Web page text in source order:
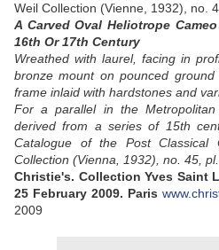
Weil Collection (Vienne, 1932), no.
A Carved Oval Heliotrope
16th Or 17th Century
Wreathed with laurel, facing in
bronze mount on pounced
frame inlaid with hardstones and
For a parallel in the
derived from a series of 15th
Catalogue of the Post
Collection (Vienna, 1932), no. 45, pl.
Christie's. Collection Yves Saint
25 February 2009. Paris
2009